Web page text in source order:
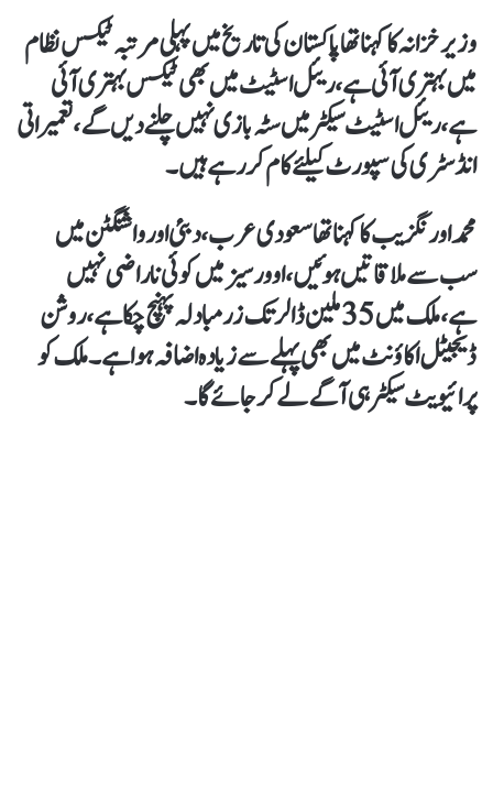
وزیرخزانہ کا کہنا تھا پاکستان کی تاریخ میں پہلی مرتبہ ٹیکس نظام
میں بہتری آئی ہے، ریئل اسٹیٹ میں بھی ٹیکس بہتری آئی
ہے، ریئل اسٹیٹ سیکٹرمیں سٹہ بازی نہیں چلنے دیں گے، تعمیراتی
انڈسٹری کی سپورٹ کیلئےکام کر رہےہیں۔
محمد اورنگزیب کا کہنا تھا سعودی عرب، دبئی اورواشنگٹن میں
سب سے ملاقاتیں ہوئیں، اوورسیز میں کوئی ناراضی نہیں
ہے،ملک میں35 ملین ڈالر تک زر مبادلہ پہنچ چکا ہے، روشن
ڈیجیٹل اکاؤنٹ میں بھی پہلے سےزیادہ اضافہ ہوا ہے۔ملک کو
پرائیویٹ سیکٹر ہی آگے لے کر جائے گا۔